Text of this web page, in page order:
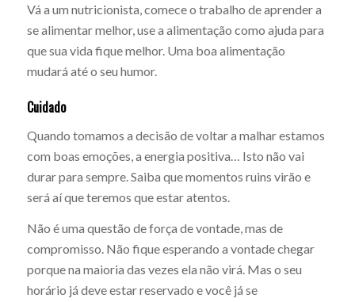
Vá a um nutricionista, comece o trabalho de aprender a
se alimentar melhor, use a alimentação como ajuda para
que sua vida fique melhor. Uma boa alimentação
mudará até o seu humor.
Cuidado
Quando tomamos a decisão de voltar a malhar estamos
com boas emoções, a energia positiva… Isto não vai
durar para sempre. Saiba que momentos ruins virão e
será aí que teremos que estar atentos.
Não é uma questão de força de vontade, mas de
compromisso. Não fique esperando a vontade chegar
porque na maioria das vezes ela não virá. Mas o seu
horário já deve estar reservado e você já se